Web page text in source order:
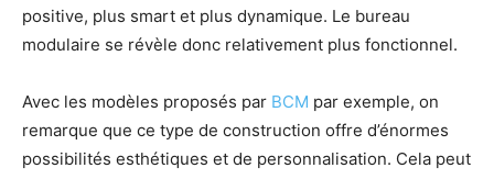
positive, plus smart et plus dynamique. Le bureau
modulaire se révèle donc relativement plus fonctionnel.
Avec les modèles proposés par BCM par exemple, on
remarque que ce type de construction offre d’énormes
possibilités esthétiques et de personnalisation. Cela peut